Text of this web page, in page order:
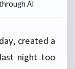
AI
created a
night too